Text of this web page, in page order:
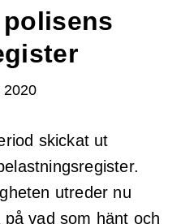
polisens
2020
skickat ut
utreder nu
vad som hänt och